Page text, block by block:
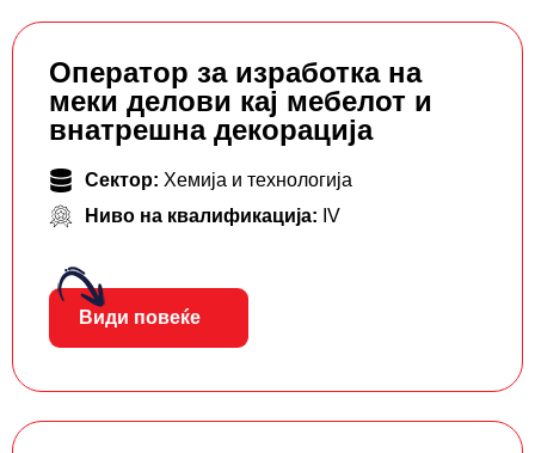
Оператор за изработка на
меки делови кај мебелот и
внатрешна декорација
Сектор: Хемија и технологија
Ниво на квалификација: IV
Види повеќе